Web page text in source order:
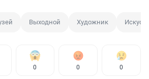
Выходной Художник
0 0 0